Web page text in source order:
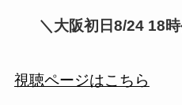
＼大阪初日8/24 18
視聴ページはこちら